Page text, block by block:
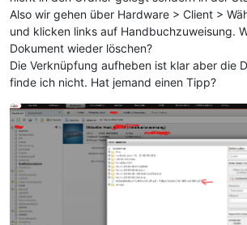
Also wir gehen über Hardware > Client >
und klicken links auf Handbuchzuweisung.
Dokument wieder löschen?
Die Verknüpfung aufheben ist klar aber die
finde ich nicht. Hat jemand einen Tipp?